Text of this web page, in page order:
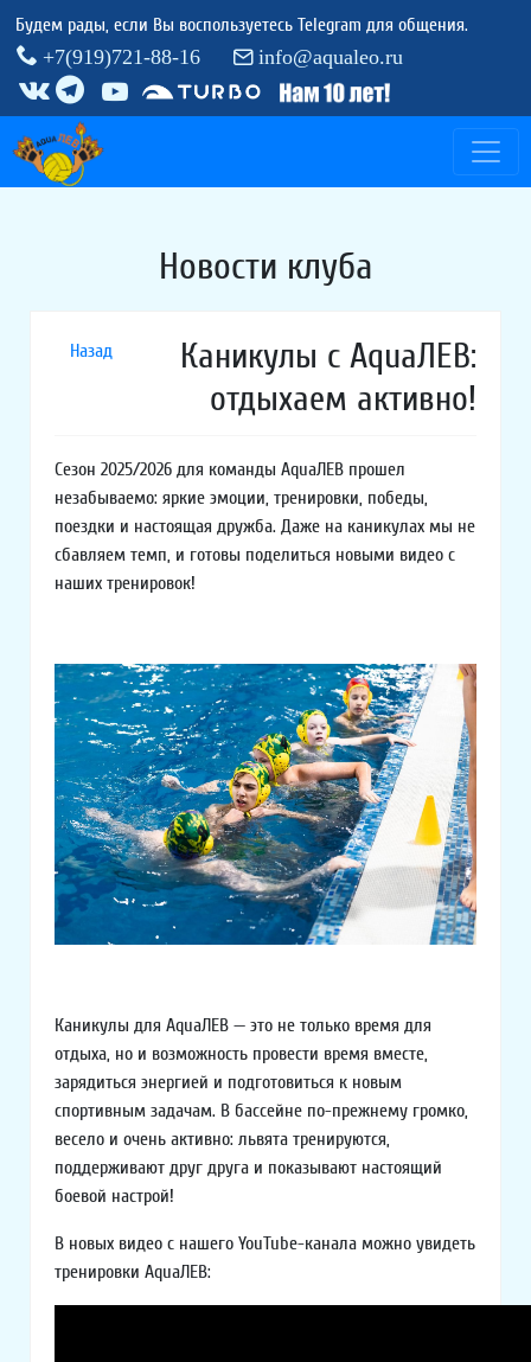
Будем рады, если Вы воспользуетесь Telegram для общения.
+7(919)721-88-16
info@aqualeo.ru
Новости клуба
Назад
Каникулы с AquaЛЕВ:
отдыхаем активно!
Сезон 2025/2026 для команды AquaЛЕВ прошел
незабываемо: яркие эмоции, тренировки, победы,
поездки и настоящая дружба. Даже на каникулах мы не
сбавляем темп, и готовы поделиться новыми видео с
наших тренировок!
Каникулы для AquaЛЕВ — это не только время для
отдыха, но и возможность провести время вместе,
зарядиться энергией и подготовиться к новым
спортивным задачам. В бассейне по-прежнему громко,
весело и очень активно: львята тренируются,
поддерживают друг друга и показывают настоящий
боевой настрой!
В новых видео с нашего YouTube-канала можно увидеть
тренировки AquaЛЕВ: